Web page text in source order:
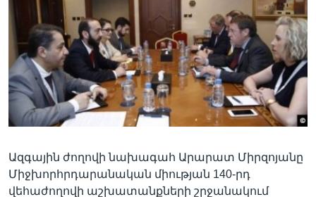
Լեզուներ
Ազգային ժողովի նախագահ Արարատ Միրզոյանը
Միջխորհրդարանական միության 140-րդ
վեհաժողովի աշխատանքների շրջանակում